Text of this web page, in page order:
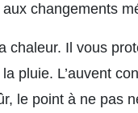
changements
chaleur. Il vous
pluie. L’auvent
le point à ne pas